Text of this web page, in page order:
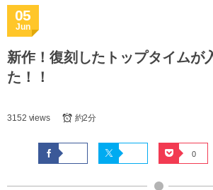
05
Jun
新作！復刻したトップタイムが
た！！
3152 views 約2分
0